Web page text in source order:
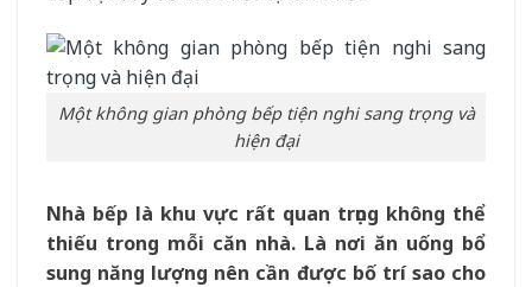
Một không gian phòng bếp tiện nghi sang trọng và
hiện đại
Nhà bếp là khu vực rất quan trọng không thể
thiếu trong mỗi căn nhà. Là nơi ăn uống bổ
sung năng lượng nên cần được bố trí sao cho